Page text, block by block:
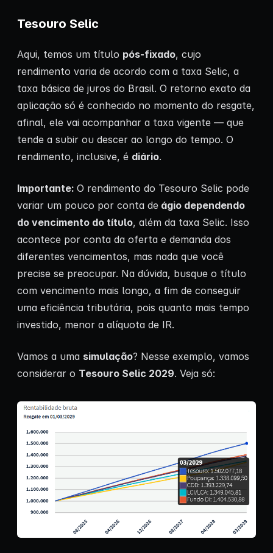
Tesouro Selic
Aqui, temos um título pós-fixado, cujo
rendimento varia de acordo com a taxa Selic, a
taxa básica de juros do Brasil. O retorno exato da
aplicação só é conhecido no momento do resgate,
afinal, ele vai acompanhar a taxa vigente — que
tende a subir ou descer ao longo do tempo. O
rendimento, inclusive, é diário.
Importante: O rendimento do Tesouro Selic pode
variar um pouco por conta de ágio dependendo
do vencimento do título, além da taxa Selic. Isso
acontece por conta da oferta e demanda dos
diferentes vencimentos, mas nada que você
precise se preocupar. Na dúvida, busque o título
com vencimento mais longo, a fim de conseguir
uma eficiência tributária, pois quanto mais tempo
investido, menor a alíquota de IR.
Vamos a uma simulação? Nesse exemplo, vamos
considerar o Tesouro Selic 2029. Veja só: